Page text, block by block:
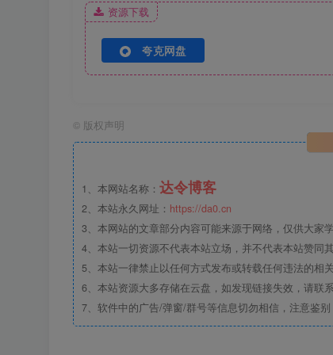
资源下载
夸克网盘
© 版权声明
1、本网站名称： 达令博客
2、本站永久网址： https://da0.cn
3、本网站的文章部分内容可能来源于网络，仅供大家
4、本站一切资源不代表本站立场，并不代表本站赞同
5、本站一律禁止以任何方式发布或转载任何违法的相
6、本站资源大多存储在云盘，如发现链接失效，请联
7、软件中的广告/弹窗/群号等信息切勿相信，注意鉴别